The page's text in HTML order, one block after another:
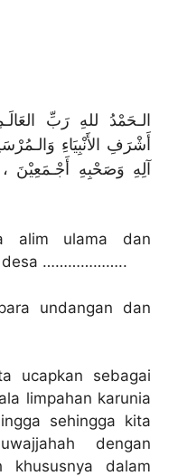
الـحَمْدُ للهِ رَبِّ
أَشْرَفِ الأَنْبِيَاءِ
آلِهِ وَصَحْبِهِ أَجْـمَعِيْنَ
alim ulama dan
desa ………………..
undangan dan
ucapkan sebagai
limpahan karunia
sehingga kita
dengan
dalam